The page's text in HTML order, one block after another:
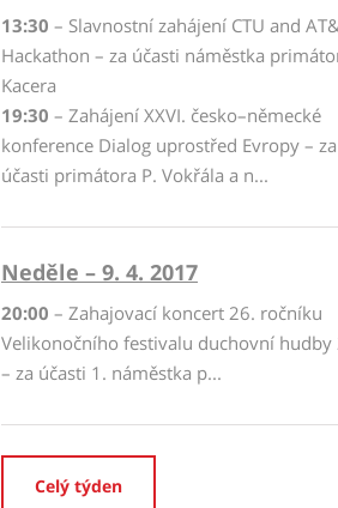
13:30 – Slavnostní zahájení CTU and
Hackathon – za účasti náměstka
Kacera
19:30 – Zahájení XXVI. česko–německé
konference Dialog uprostřed Evropy – za
účasti primátora P. Vokřála a n...
Neděle – 9. 4. 2017
20:00 – Zahajovací koncert 26. ročníku
Velikonočního festivalu duchovní hudby
– za účasti 1. náměstka p...
Celý týden